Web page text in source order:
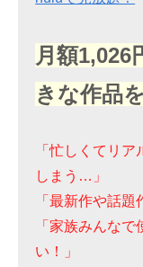
月額1,026
きな作品
「忙しくてリ
しまう…」
「最新作や話
「家族みんな
い！」